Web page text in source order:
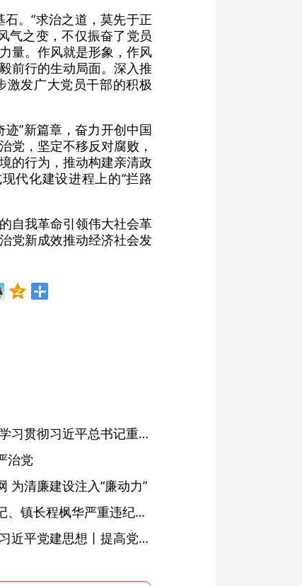
。“求治之道，莫先于正
气之变，不仅振奋了党员
量。作风就是形象，作风
前行的生动局面。深入推
激发广大党员干部的积极
”新篇章，奋力开创中国
党，坚定不移反对腐败，
的行为，推动构建亲清政
代化建设进程上的“拦路
自我革命引领伟大社会革
党新成效推动经济社会发
省委常委会会议强调 深入学习贯彻习近平总书记重要讲话精神 以高质量党建引领高质量发展 梁言顺主持并讲话
治党
为清廉建设注入“廉动力”
绩溪县长安镇原党委副书记、镇长程枫华严重违纪违法被开除党籍和公职
学习进行时·深入学习贯彻习近平党建思想丨提高党的战斗力的法宝